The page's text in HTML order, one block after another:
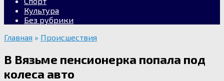
Культура
Без рубрики
Главная » Происшествия
В Вязьме пенсионерка попала под
колеса авто